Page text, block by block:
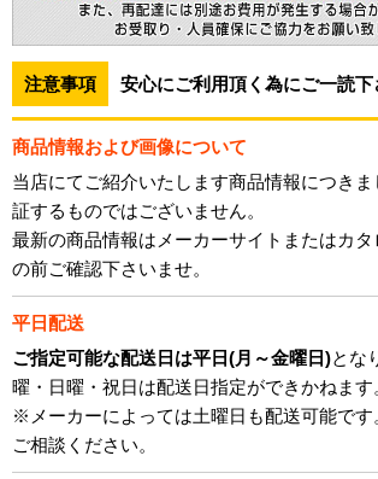
注意事項 安心にご利用頂く為にご一読下
商品情報および画像について
当店にてご紹介いたします商品情報につき
証するものではございません。
最新の商品情報はメーカーサイトまたはカタ
の前ご確認下さいませ。
平日配送
ご指定可能な配送日は平日(月～金曜日)とな
曜・日曜・祝日は配送日指定ができかねます
※メーカーによっては土曜日も配送可能です
ご相談ください。